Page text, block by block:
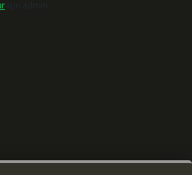
için admin